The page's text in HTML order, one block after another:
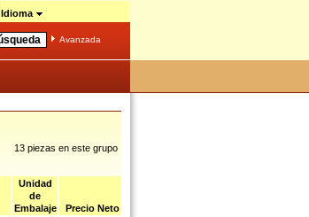
Idioma
Avanzada
13 piezas en este grupo
Unidad
de
Embalaje
Precio Neto